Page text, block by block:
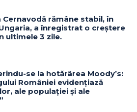
Cernavodă rămâne stabil, în
a înregistrat o creștere
ultimele 3 zile.
se la hotărârea Moody’s:
României evidențiază
ale populației și ale